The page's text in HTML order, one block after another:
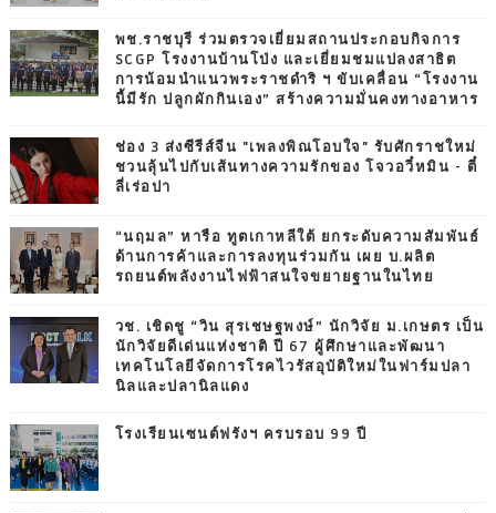
พช.ราชบุรี ร่วมตรวจเยี่ยมสถานประกอบกิจการ
SCGP โรงงานบ้านโป่ง และเยี่ยมชมแปลงสาธิต
การน้อมนำแนวพระราชดำริ ฯ ขับเคลื่อน “โรงงาน
นี้มีรัก ปลูกผักกินเอง” สร้างความมั่นคงทางอาหาร
ช่อง 3 ส่งซีรีส์จีน "เพลงพิณโอบใจ" รับศักราชใหม่
ชวนลุ้นไปกับเส้นทางความรักของ โจวอวี๋หมิน - ตี๋
ลี่เร่อปา
“นฤมล” หารือ ทูตเกาหลีใต้ ยกระดับความสัมพันธ์
ด้านการค้าและการลงทุนร่วมกัน เผย บ.ผลิต
รถยนต์พลังงานไฟฟ้าสนใจขยายฐานในไทย
วช. เชิดชู “วิน สุรเชษฐพงษ์” นักวิจัย ม.เกษตร เป็น
นักวิจัยดีเด่นแห่งชาติ ปี 67 ผู้ศึกษาและพัฒนา
เทคโนโลยีจัดการโรคไวรัสอุบัติใหม่ในฟาร์มปลา
นิลและปลานิลแดง
โรงเรียนเซนต์ฟรังฯ ครบรอบ 99 ปี